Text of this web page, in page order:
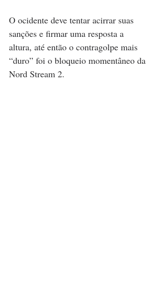
O ocidente deve tentar acirrar suas
sanções e firmar uma resposta a
altura, até então o contragolpe mais
“duro” foi o bloqueio momentâneo da
Nord Stream 2.